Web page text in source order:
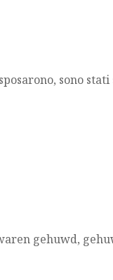
sono stati
gehuwd,